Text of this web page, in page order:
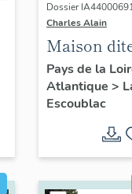
Dossier
Charles Alain
Maison
balnéaire
avenue de
Concorde
Pays de la
Atlantique >
Escoublac